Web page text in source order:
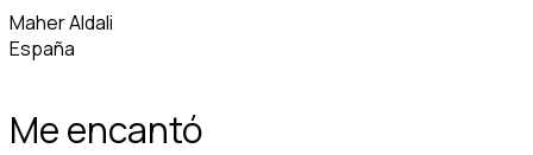
Maher Aldali
España
Me encantó